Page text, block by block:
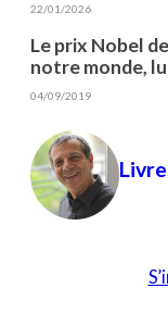
22/01/2026
Le prix Nobel
notre monde,
04/09/2019